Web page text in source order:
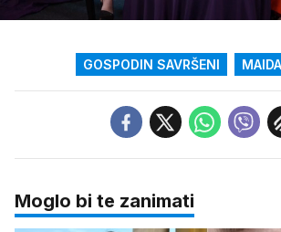
zvuk
/
GOSPODIN SAVRŠENI
Moglo bi te zanimati